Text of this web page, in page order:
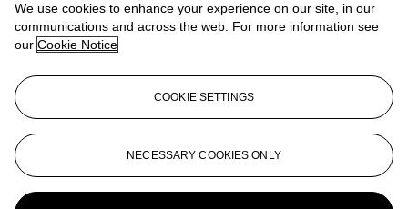
Antoine Lebouteiller
More from
Un plaidoyer pour la
modernité - Collection Lise et Roland
We use cookies to enhance your experience on our site, in our
communications and across the web. For more information see
our Cookie Notice
COOKIE SETTINGS
NECESSARY COOKIES ONLY